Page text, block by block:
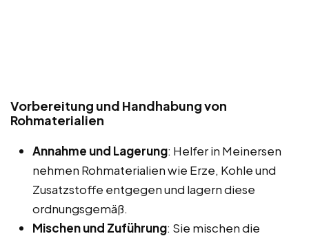
Vorbereitung und Handhabung von
Rohmaterialien
Annahme und Lagerung: Helfer in Meinersen
nehmen Rohmaterialien wie Erze, Kohle und
Zusatzstoffe entgegen und lagern diese
ordnungsgemäß.
Mischen und Zuführung: Sie mischen die